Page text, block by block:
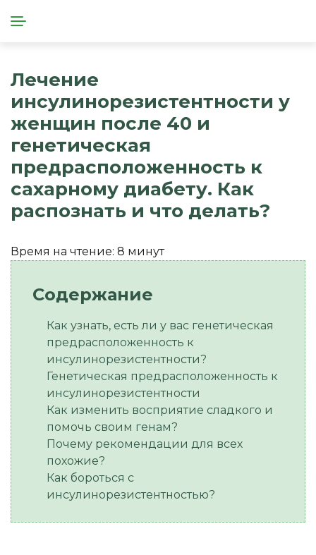
Лечение
инсулинорезистентности у
женщин после 40 и
генетическая
предрасположенность к
сахарному диабету. Как
распознать и что делать?
Время на чтение: 8 минут
Как узнать, есть ли у вас генетическая
предрасположенность к
инсулинорезистентности?
Генетическая предрасположенность к
инсулинорезистентности
Как изменить восприятие сладкого и
помочь своим генам?
Почему рекомендации для всех
похожие?
Как бороться с
инсулинорезистентностью?